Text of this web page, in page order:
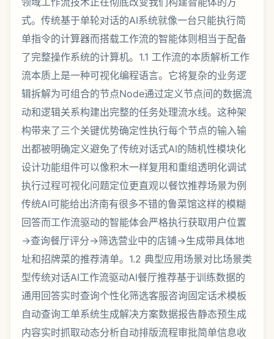
式。传统基于单轮对话的AI系统就像一台只能执行简
单指令的计算器而搭载工作流的智能体则相当于配备
了完整操作系统的计算机。1.1 工作流的本质解析工作
流本质上是一种可视化编程语言。它将复杂的业务逻
辑拆解为可组合的节点Node通过定义节点间的数据流
动和逻辑关系构建出完整的任务处理流水线。这种架
构带来了三个关键优势确定性执行每个节点的输入输
出都被明确定义避免了传统对话式AI的随机性模块化
设计功能组件可以像积木一样复用和重组透明化调试
执行过程可视化问题定位更直观以餐饮推荐场景为例
传统AI可能给出济南有很多不错的鲁菜馆这样的模糊
回答而工作流驱动的智能体会严格执行获取用户位置
→查询餐厅评分→筛选营业中的店铺→生成带具体地
址和招牌菜的推荐清单。1.2 典型应用场景对比场景类
型传统对话AI工作流驱动AI餐厅推荐基于训练数据的
通用回答实时查询个性化筛选客服咨询固定话术模板
自动查询工单系统生成解决方案数据报告静态预生成
内容实时抓取动态分析自动排版流程审批简单信息收